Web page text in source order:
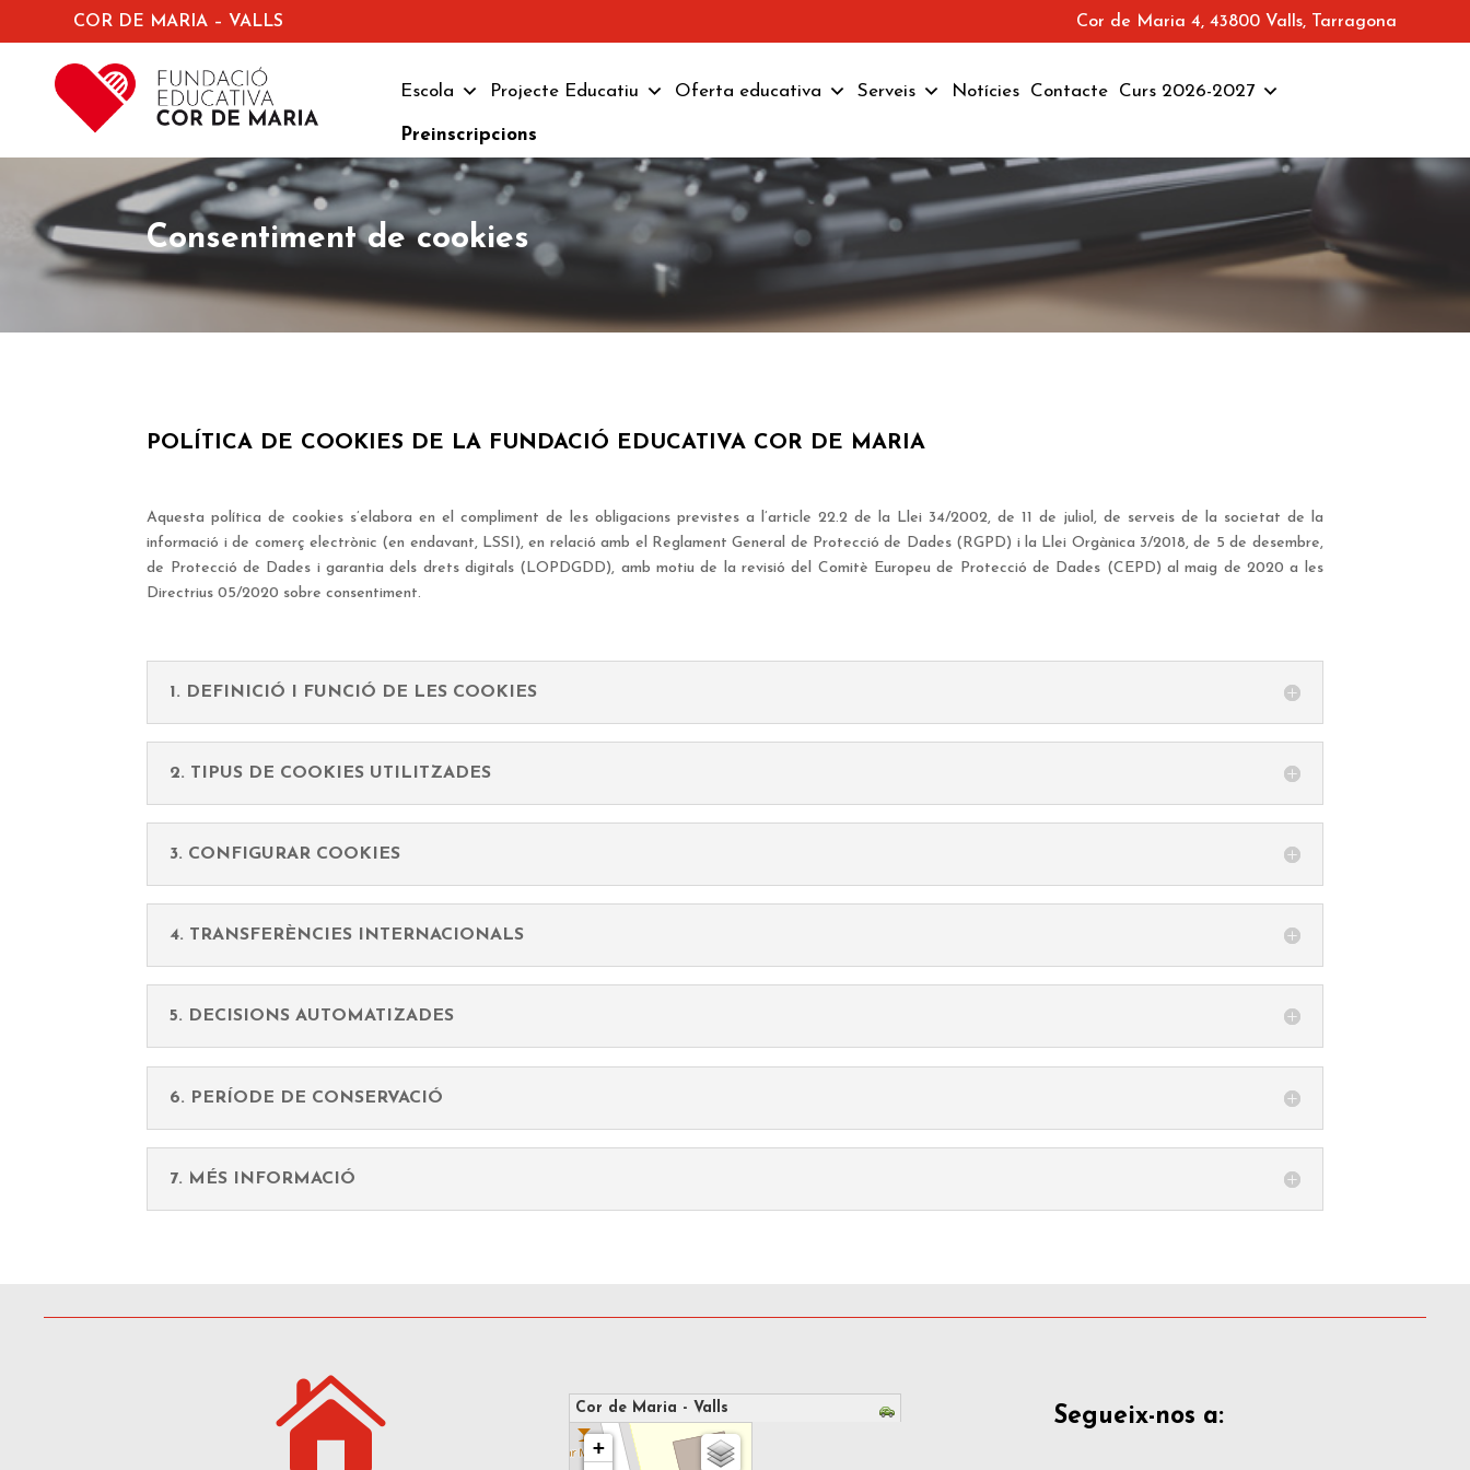
COR DE MARIA – VALLS Cor de Maria 4, 43800 Valls, Tarragona
Escola Projecte Educatiu Oferta educativa Serveis Notícies Contacte Curs 2026-2027
Preinscripcions
Consentiment de cookies
POLÍTICA DE COOKIES DE LA FUNDACIÓ EDUCATIVA COR DE MARIA
Aquesta política de cookies s’elabora en el compliment de les obligacions previstes a l’article 22.2 de la Llei 34/2002, de 11 de juliol, de serveis de la societat de la
informació i de comerç electrònic (en endavant, LSSI), en relació amb el Reglament General de Protecció de Dades (RGPD) i la Llei Orgànica 3/2018, de 5 de desembre,
de Protecció de Dades i garantia dels drets digitals (LOPDGDD), amb motiu de la revisió del Comitè Europeu de Protecció de Dades (CEPD) al maig de 2020 a les
Directrius 05/2020 sobre consentiment.
1. DEFINICIÓ I FUNCIÓ DE LES COOKIES
2. TIPUS DE COOKIES UTILITZADES
3. CONFIGURAR COOKIES
4. TRANSFERÈNCIES INTERNACIONALS
5. DECISIONS AUTOMATIZADES
6. PERÍODE DE CONSERVACIÓ
7. MÉS INFORMACIÓ
 Cor de Maria - Valls
s'està carregant el mapa - espereu...
+
Segueix-nos a: